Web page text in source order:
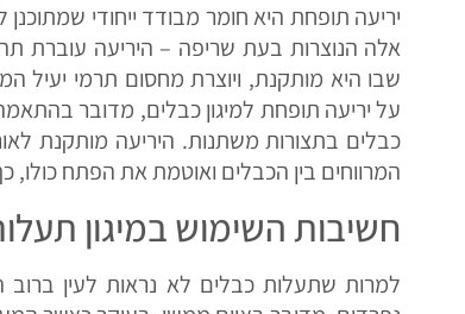
יריעה תופחת היא חומר מבודד ייחודי
אלה הנוצרות בעת שריפה – היריעה עוברת
שבו היא מותקנת, ויוצרת מחסום תרמי יעיל
על יריעה תופחת למיגון כבלים, מדובר
כבלים בתצורות משתנות. היריעה מותקנת
המרווחים בין הכבלים ואוטמת את הפתח
חשיבות השימוש במיגון
למרות שתעלות כבלים לא נראות לעין ברוב